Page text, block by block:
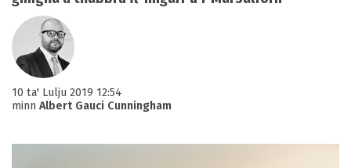
10 ta' Lulju 2019 12:54
minn Albert Gauci Cunningham